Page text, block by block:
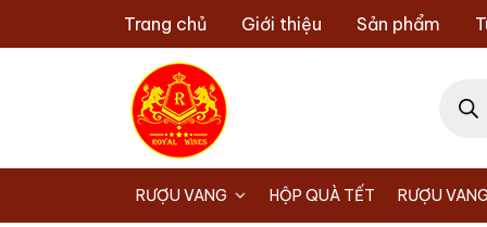
Trang chủ Giới thiệu Sản phẩm
kiếm
sản
RƯỢU VANG HỘP QUÀ TẾT RƯỢU